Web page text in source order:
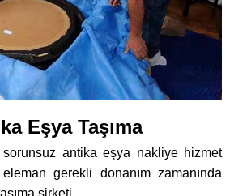
Eşya Taşıma
sorunsuz antika eşya nakliye hizmet
gerekli donanım zamanında